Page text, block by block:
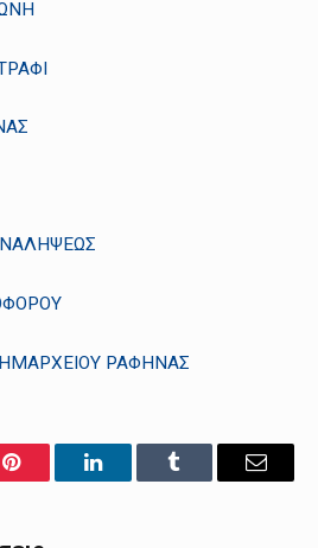
ΡΑΦΗΝΑΣ
Pinterest LinkedInTumblr Email